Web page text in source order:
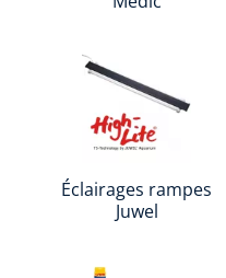
Éclairages rampes
Juwel